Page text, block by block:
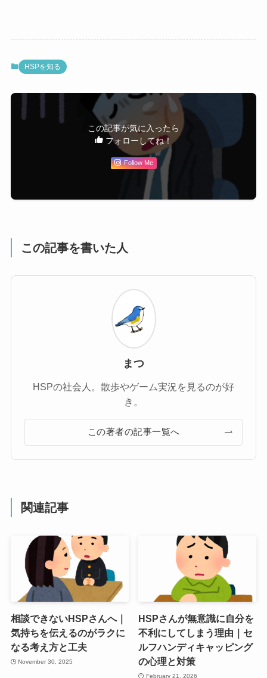
HSPを知る
この記事が気に入ったら
フォローしてね！
Follow Me
この記事を書いた人
まつ
HSPの社会人。散歩やゲーム実況を見るのが好
き。
この著者の記事一覧へ
関連記事
相談できないHSPさんへ｜
気持ちを伝えるのがラクに
なる考え方と工夫
November 30, 2025
HSPさんが無意識に自分を
不利にしてしまう理由｜セ
ルフハンディキャッピング
の心理と対策
February 21, 2026